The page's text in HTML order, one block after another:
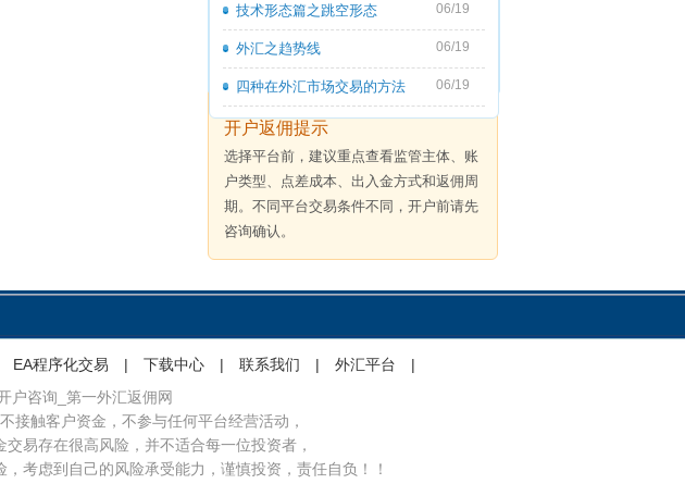
技术形态篇之跳空形态 06/19
外汇之趋势线 06/19
四种在外汇市场交易的方法 06/19
开户返佣提示
选择平台前，建议重点查看监管主体、账
户类型、点差成本、出入金方式和返佣周
期。不同平台交易条件不同，开户前请先
咨询确认。
EA程序化交易 | 下载中心 | 联系我们 | 外汇平台
|
户咨询_第一外汇返佣网
接触客户资金，不参与任何平台经营活动，
易存在很高风险，并不适合每一位投资者，
考虑到自己的风险承受能力，谨慎投资，责任自负！！